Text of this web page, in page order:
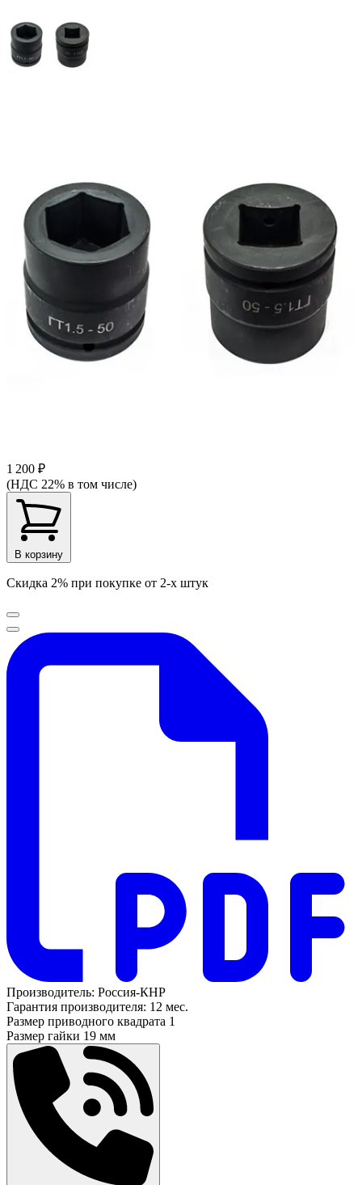
1 200 ₽
(НДС 22% в том числе)
В корзину
Скидка 2% при покупке от 2-х штук
Производитель: Россия-КНР
Гарантия производителя: 12 мес.
Размер приводного квадрата 1
Размер гайки 19 мм